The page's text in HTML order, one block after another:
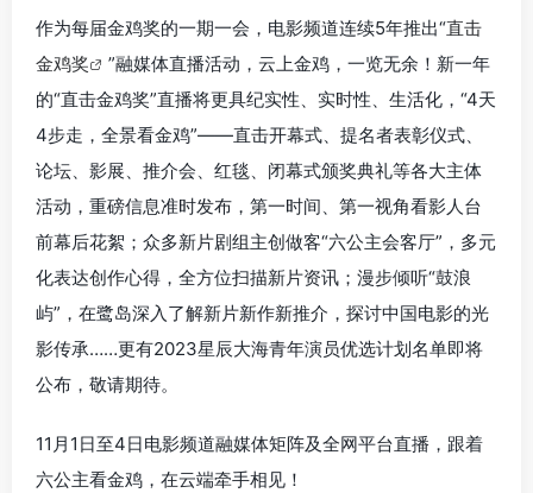
作为每届金鸡奖的一期一会，电影频道连续5年推出“直击
金鸡奖
”融媒体直播活动，云上金鸡，一览无余！新一年
的“直击金鸡奖”直播将更具纪实性、实时性、生活化，“4天
4步走，全景看金鸡”——直击开幕式、提名者表彰仪式、
论坛、影展、推介会、红毯、闭幕式颁奖典礼等各大主体
活动，重磅信息准时发布，第一时间、第一视角看影人台
前幕后花絮；众多新片剧组主创做客“六公主会客厅”，多元
化表达创作心得，全方位扫描新片资讯；漫步倾听“鼓浪
屿”，在鹭岛深入了解新片新作新推介，探讨中国电影的光
影传承……更有2023星辰大海青年演员优选计划名单即将
公布，敬请期待。
11月1日至4日电影频道融媒体矩阵及全网平台直播，跟着
六公主看金鸡，在云端牵手相见！